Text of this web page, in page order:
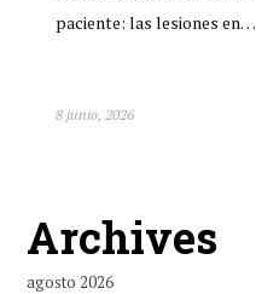
paciente: las lesiones en…
8 junio, 2026
Archives
agosto 2026